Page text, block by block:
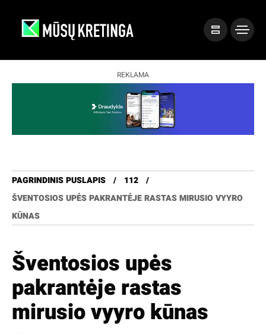
REKLAMA
PAGRINDINIS PUSLAPIS
112
ŠVENTOSIOS UPĖS PAKRANTĖJE RASTAS MIRUSIO VYYRO
KŪNAS
Šventosios upės
pakrantėje rastas
mirusio vyyro kūnas